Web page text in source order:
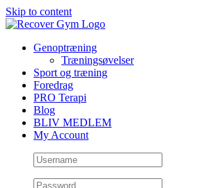
Skip to content
Genoptræning
Træningsøvelser
Sport og træning
Foredrag
PRO Terapi
Blog
BLIV MEDLEM
My Account